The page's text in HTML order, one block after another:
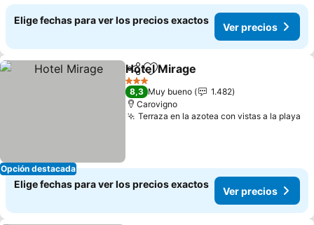
Elige fechas para ver los precios exactos
Ver precios
Opción destacada
CompartirAgregar a favoritos
Hotel Mirage
3 Estrellas
8,3 Muy bueno
1.482
Carovigno
Terraza en la azotea con vistas a la playa
Elige fechas para ver los precios exactos
Ver precios